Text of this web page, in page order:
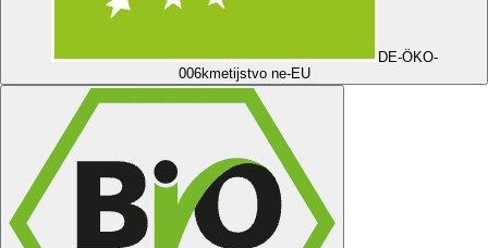
DE-ÖKO-
006kmetijstvo ne-EU